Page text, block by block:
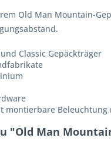
Old Man Mountain-
Classic Gepäckträger
montierbare
"Old Man